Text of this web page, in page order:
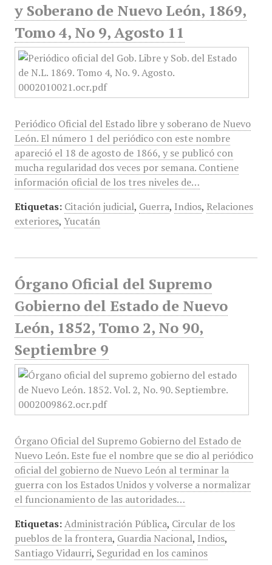
y Soberano de Nuevo León, 1869,
Tomo 4, No 9, Agosto 11
Periódico Oficial del Estado libre y soberano de Nuevo
León. El número 1 del periódico con este nombre
apareció el 18 de agosto de 1866, y se publicó con
mucha regularidad dos veces por semana. Contiene
información oficial de los tres niveles de…
Etiquetas: Citación judicial, Guerra, Indios, Relaciones
exteriores, Yucatán
Órgano Oficial del Supremo
Gobierno del Estado de Nuevo
León, 1852, Tomo 2, No 90,
Septiembre 9
Órgano Oficial del Supremo Gobierno del Estado de
Nuevo León. Este fue el nombre que se dio al periódico
oficial del gobierno de Nuevo León al terminar la
guerra con los Estados Unidos y volverse a normalizar
el funcionamiento de las autoridades…
Etiquetas: Administración Pública, Circular de los
pueblos de la frontera, Guardia Nacional, Indios,
Santiago Vidaurri, Seguridad en los caminos